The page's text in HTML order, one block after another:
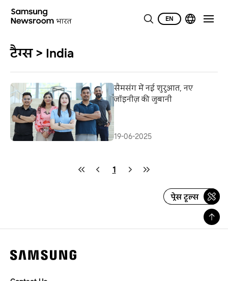
EN
टैग्स > India
सैमसंग में नई शुरुआत, नए
जॉइनीज़ की जुबानी
19-06-2025
1
प्रेस टूल्स